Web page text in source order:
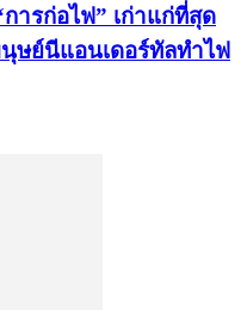
รก่อไฟ” เก่าแก่ที่สุด
ษย์นีแอนเดอร์ทัลทำไฟ